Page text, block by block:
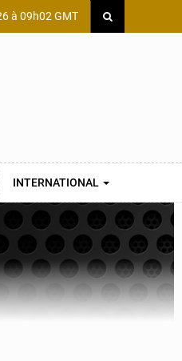
à 09h02 GMT
INTERNATIONAL